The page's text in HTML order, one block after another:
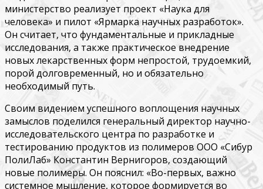
министерство реализует проект «Наука для
человека» и пилот «Ярмарка научных разработок».
Он считает, что фундаментальные и прикладные
исследования, а также практическое внедрение
новых лекарственных форм непростой, трудоемкий,
порой долговременный, но и обязательно
необходимый путь.
Своим видением успешного воплощения научных
замыслов поделился генеральный директор научно-
исследовательского центра по разработке и
тестированию продуктов из полимеров ООО «Сибур
ПолиЛаб» Константин Вернигоров, создающий
новые полимеры. Он пояснил: «Во-первых, важно
системное мышление, которое формируется во